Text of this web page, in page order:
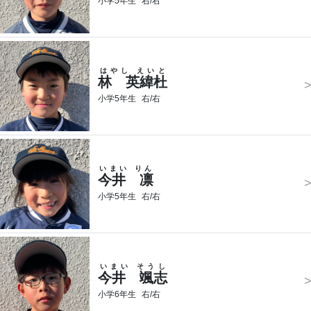
林 英緯杜
はやし えいと
小学5年生 右/右
>
今井 凛
いまい りん
小学5年生 右/右
>
今井 颯志
いまい そうし
小学6年生 右/右
>